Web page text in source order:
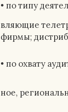
• по типу
вляющие
фирмы;
• по охвату
ное,